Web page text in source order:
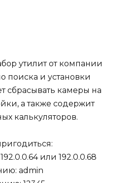
утилит от компании
поиска и установки
сбрасывать камеры на
а также содержит
калькуляторов.
или 192.0.0.68
admin